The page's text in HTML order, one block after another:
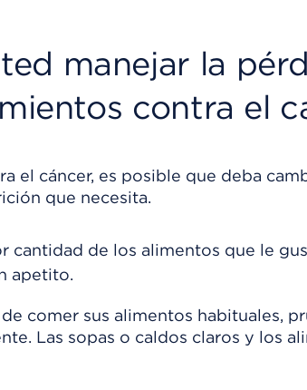
manejar la
contra el
el cáncer, es posible que deba
que necesita.
cantidad de los alimentos que le
apetito.
comer sus alimentos habituales,
Las sopas o caldos claros y los